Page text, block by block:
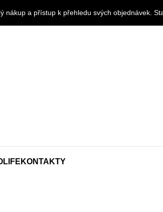
nákup a přístup k přehledu svých objednávek.
KONTAKTY